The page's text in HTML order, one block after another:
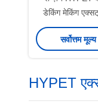
डेकिंग मेकिंग
WPC को
सर्वोत्तम
HYPET